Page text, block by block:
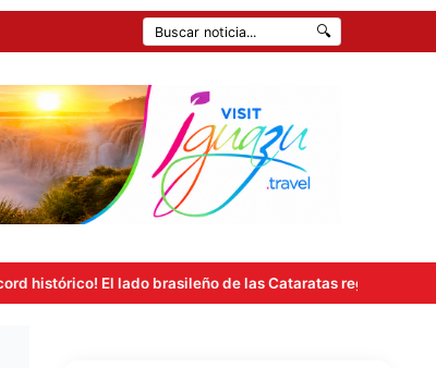
🔍
lado brasileño de las Cataratas registró más de 263 mil